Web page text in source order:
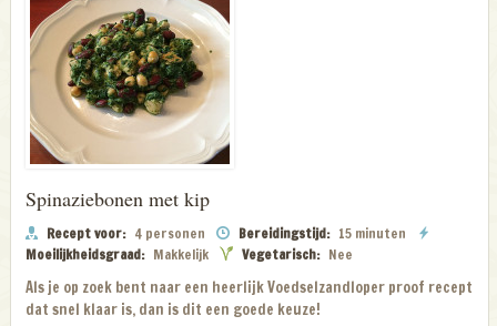
Spinaziebonen met kip
Recept voor: 4 personen Bereidingstijd: 15 minuten
Moeilijkheidsgraad: Makkelijk Vegetarisch: Nee
Als je op zoek bent naar een heerlijk Voedselzandloper proof recept
dat snel klaar is, dan is dit een goede keuze!